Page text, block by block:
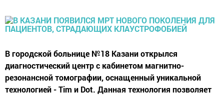
В городской больнице №18 Казани открылся
диагностический центр с кабинетом магнитно-
резонансной томографии, оснащенный уникальной
технологией - Tim и Dot. Данная технология позволяет